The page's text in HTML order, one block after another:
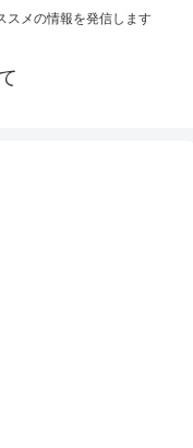
スメの情報を発信します